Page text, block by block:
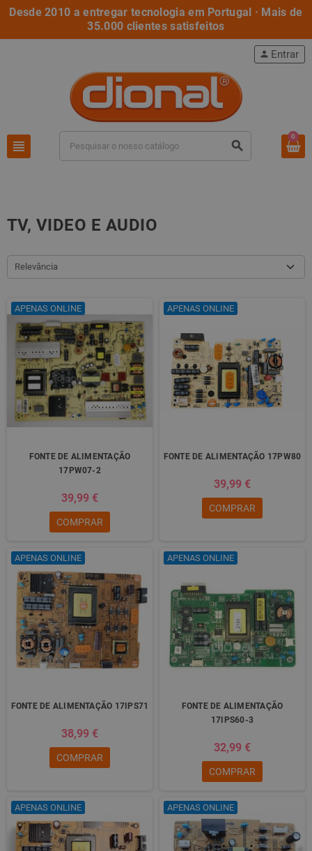
Desde 2010 a entregar tecnologia em Portugal · Mais de
35.000 clientes satisfeitos
view_headline search
person Entrar
0
TV, VIDEO E AUDIO
Relevância
APENAS ONLINE
FONTE DE ALIMENTAÇÃO
17PW07-2
39,99 €
COMPRAR
APENAS ONLINE
FONTE DE ALIMENTAÇÃO 17PW80
39,99 €
COMPRAR
APENAS ONLINE
FONTE DE ALIMENTAÇÃO 17IPS71
38,99 €
COMPRAR
APENAS ONLINE
FONTE DE ALIMENTAÇÃO
17IPS60-3
32,99 €
COMPRAR
APENAS ONLINE APENAS ONLINE